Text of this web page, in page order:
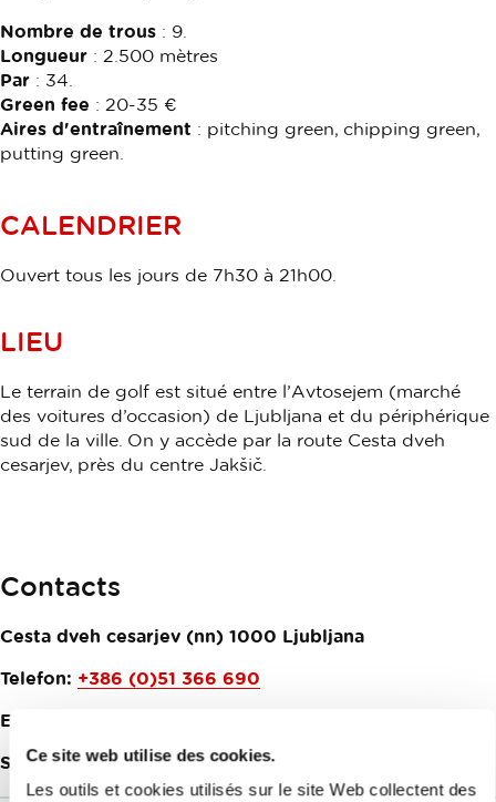
Ce site web utilise des cookies.
Les outils et cookies utilisés sur le site Web collectent des
Nombre de trous : 9.
Longueur : 2.500 mètres
Par : 34.
Green fee : 20-35 €
Aires d'entraînement : pitching green, chipping green,
putting green.
CALENDRIER
Ouvert tous les jours de 7h30 à 21h00.
LIEU
Le terrain de golf est situé entre l’Avtosejem (marché
des voitures d’occasion) de Ljubljana et du périphérique
sud de la ville. On y accède par la route Cesta dveh
cesarjev, près du centre Jakšič.
Contacts
Cesta dveh cesarjev (nn) 1000 Ljubljana
Telefon: +386 (0)51 366 690
E-mail:
Site web:Golf Trnovo